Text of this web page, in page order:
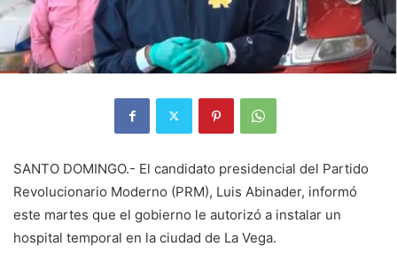
SANTO DOMINGO.- El candidato presidencial del Partido
Revolucionario Moderno (PRM), Luis Abinader, informó
este martes que el gobierno le autorizó a instalar un
hospital temporal en la ciudad de La Vega.